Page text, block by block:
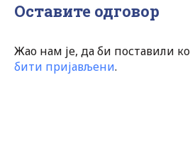
Оставите одговор
Жао нам је, да би поставили
бити пријављени.